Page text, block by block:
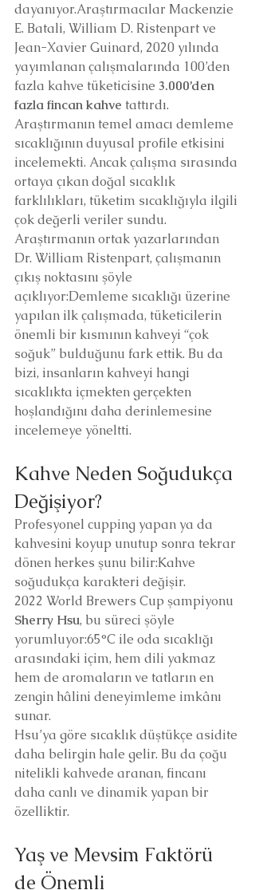
dayanıyor.Araştırmacılar Mackenzie
E. Batali, William D. Ristenpart ve
Jean-Xavier Guinard, 2020 yılında
yayımlanan çalışmalarında 100’den
fazla kahve tüketicisine 3.000’den
fazla fincan kahve tattırdı.
Araştırmanın temel amacı demleme
sıcaklığının duyusal profile etkisini
incelemekti. Ancak çalışma sırasında
ortaya çıkan doğal sıcaklık
farklılıkları, tüketim sıcaklığıyla ilgili
çok değerli veriler sundu.
Araştırmanın ortak yazarlarından
Dr. William Ristenpart, çalışmanın
çıkış noktasını şöyle
açıklıyor:Demleme sıcaklığı üzerine
yapılan ilk çalışmada, tüketicilerin
önemli bir kısmının kahveyi “çok
soğuk” bulduğunu fark ettik. Bu da
bizi, insanların kahveyi hangi
sıcaklıkta içmekten gerçekten
hoşlandığını daha derinlemesine
incelemeye yöneltti.
Kahve Neden Soğudukça
Değişiyor?
Profesyonel cupping yapan ya da
kahvesini koyup unutup sonra tekrar
dönen herkes şunu bilir:Kahve
soğudukça karakteri değişir.
2022 World Brewers Cup şampiyonu
Sherry Hsu, bu süreci şöyle
yorumluyor:65°C ile oda sıcaklığı
arasındaki içim, hem dili yakmaz
hem de aromaların ve tatların en
zengin hâlini deneyimleme imkânı
sunar.
Hsu’ya göre sıcaklık düştükçe asidite
daha belirgin hale gelir. Bu da çoğu
nitelikli kahvede aranan, fincanı
daha canlı ve dinamik yapan bir
özelliktir.
Yaş ve Mevsim Faktörü
de Önemli